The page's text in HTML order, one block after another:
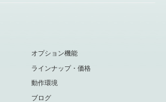
オプション機能
ラインナップ・価格
動作環境
ブログ